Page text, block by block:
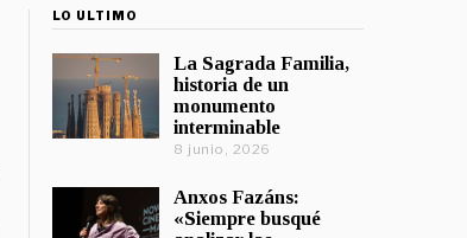
LO ÚLTIMO
La Sagrada Familia,
historia de un
monumento
interminable
8 junio, 2026
Anxos Fazáns:
«Siempre busqué